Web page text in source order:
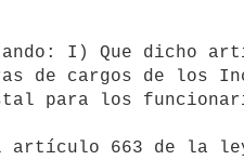
de cargos de los
para los